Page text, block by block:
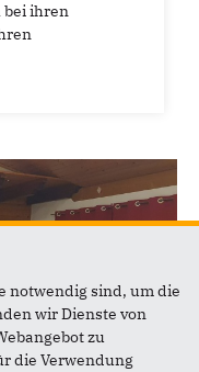
bei ihren
notwendig sind, um die
wir Dienste von
zu
die Verwendung